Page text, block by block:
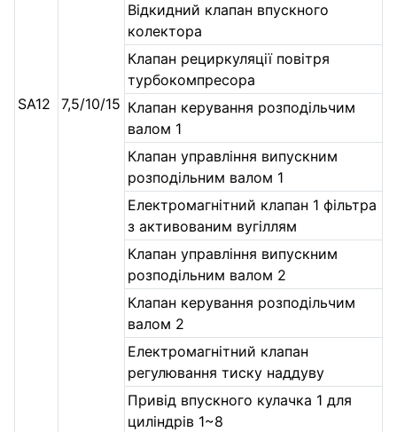
SA12 7,5/10/15
Відкидний клапан впускного
колектора
Клапан рециркуляції повітря
турбокомпресора
Клапан керування розподільчим
валом 1
Клапан управління випускним
розподільним валом 1
Електромагнітний клапан 1 фільтра
з активованим вугіллям
Клапан управління випускним
розподільним валом 2
Клапан керування розподільчим
валом 2
Електромагнітний клапан
регулювання тиску наддуву
Привід впускного кулачка 1 для
циліндрів 1~8